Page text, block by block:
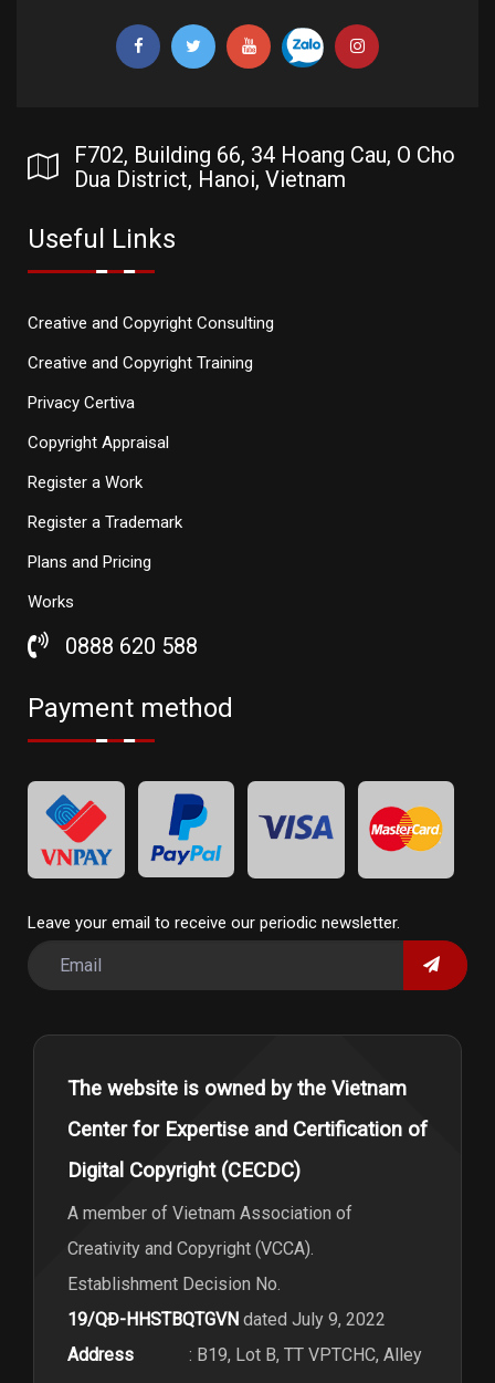
F702, Building 66, 34 Hoang Cau, O Cho
Dua District, Hanoi, Vietnam
Useful Links
Creative and Copyright Consulting
Creative and Copyright Training
Privacy Certiva
Copyright Appraisal
Register a Work
Register a Trademark
Plans and Pricing
Works
0888 620 588
Payment method
Leave your email to receive our periodic newsletter.
The website is owned by the Vietnam
Center for Expertise and Certification of
Digital Copyright (CECDC)
A member of Vietnam Association of
Creativity and Copyright (VCCA).
Establishment Decision No.
19/QĐ-HHSTBQTGVN dated July 9, 2022
Address
: B19, Lot B, TT VPTCHC, Alley